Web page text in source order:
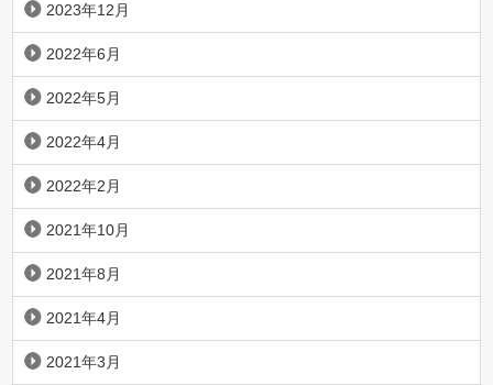
2023年12月
2022年6月
2022年5月
2022年4月
2022年2月
2021年10月
2021年8月
2021年4月
2021年3月